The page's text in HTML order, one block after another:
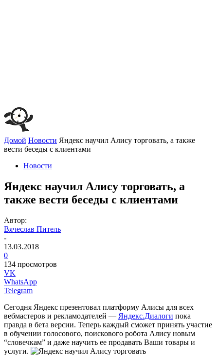
Домой Новости Яндекс научил Алису торговать, а также
вести беседы с клиентами
Новости
Яндекс научил Алису торговать, а
также вести беседы с клиентами
Автор:
Вячеслав Питель
-
13.03.2018
0
134 просмотров
VK
WhatsApp
Telegram
Сегодня Яндекс презентовал платформу Алисы для всех
вебмастеров и рекламодателей — Яндекс.Диалоги пока
правда в бета версии. Теперь каждый сможет принять участие
в обучении голосового, поискового робота Алису новым
“словечкам” и даже научить ее продавать Ваши товары и
услуги.